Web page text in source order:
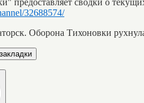
32688574/
Оборона Тихоновки